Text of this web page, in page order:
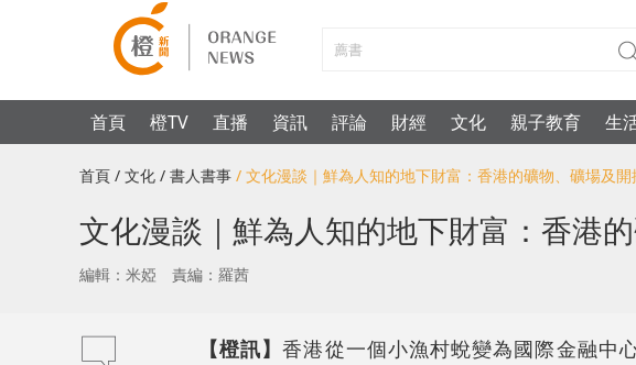
首頁 橙TV 直播 資訊 評論 財經 文化 親子教育 生
首頁 / 文化 / 書人書事 / 文化漫談｜鮮為人知的地下財富：香港的礦物、礦場及開
文化漫談｜鮮為人知的地下財富：香港
編輯：米婭 責編：羅茜
【橙訊】香港從一個小漁村蛻變為國際金融中